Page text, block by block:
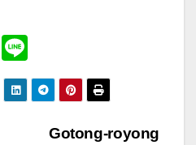
M
n
e
Gotong-royong